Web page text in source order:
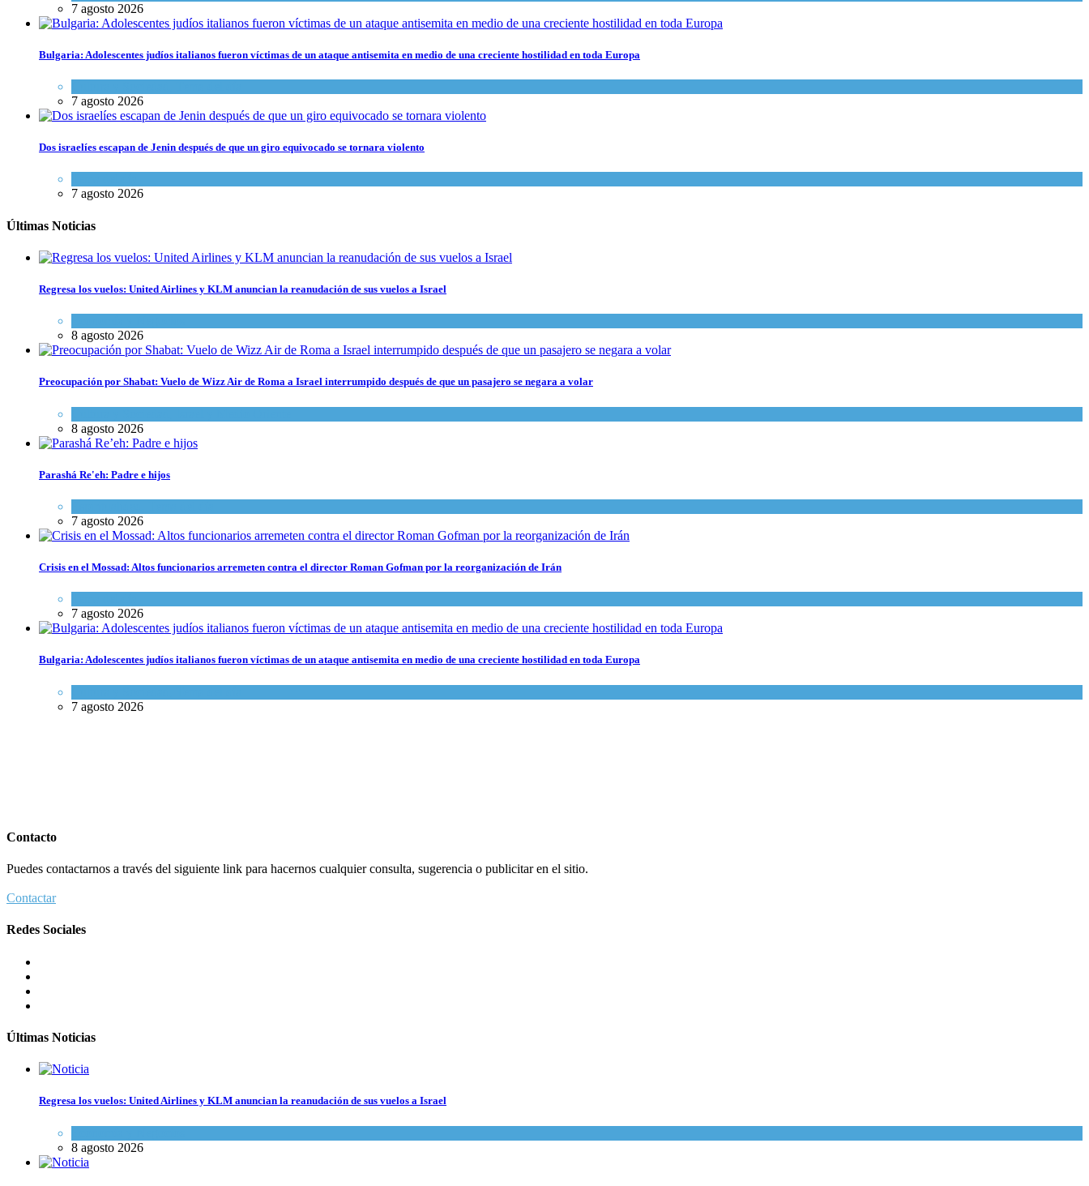
7 agosto 2026
Bulgaria: Adolescentes judíos italianos fueron víctimas de un ataque antisemita en medio de una creciente hostilidad en toda Europa
7 agosto 2026
Dos israelíes escapan de Jenin después de que un giro equivocado se tornara violento
7 agosto 2026
Últimas Noticias
Regresa los vuelos: United Airlines y KLM anuncian la reanudación de sus vuelos a Israel
8 agosto 2026
Preocupación por Shabat: Vuelo de Wizz Air de Roma a Israel interrumpido después de que un pasajero se negara a volar
8 agosto 2026
Parashá Re'eh: Padre e hijos
7 agosto 2026
Crisis en el Mossad: Altos funcionarios arremeten contra el director Roman Gofman por la reorganización de Irán
7 agosto 2026
Bulgaria: Adolescentes judíos italianos fueron víctimas de un ataque antisemita en medio de una creciente hostilidad en toda Europa
7 agosto 2026
Contacto
Puedes contactarnos a través del siguiente link para hacernos cualquier consulta, sugerencia o publicitar en el sitio.
Contactar
Redes Sociales
Últimas Noticias
Regresa los vuelos: United Airlines y KLM anuncian la reanudación de sus vuelos a Israel
8 agosto 2026